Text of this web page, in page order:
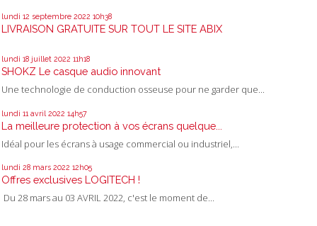
lundi 12 septembre 2022 10h38
LIVRAISON GRATUITE SUR TOUT LE SITE ABIX
lundi 18 juillet 2022 11h18
SHOKZ Le casque audio innovant
Une technologie de conduction osseuse pour ne garder que...
lundi 11 avril 2022 14h57
La meilleure protection à vos écrans quelque...
Idéal pour les écrans à usage commercial ou industriel,...
lundi 28 mars 2022 12h05
Offres exclusives LOGITECH !
Du 28 mars au 03 AVRIL 2022, c'est le moment de...